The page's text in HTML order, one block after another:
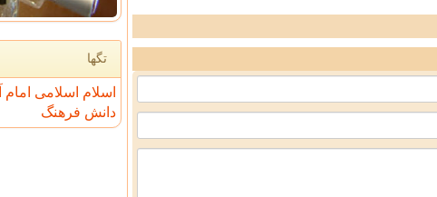
تگها
اسلام اسلامی امام
دانش فرهنگ